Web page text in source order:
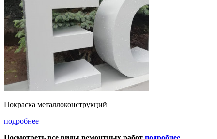
Покраска металлоконструкций
подробнее
Посмотреть все виды ремонтных работ подробнее